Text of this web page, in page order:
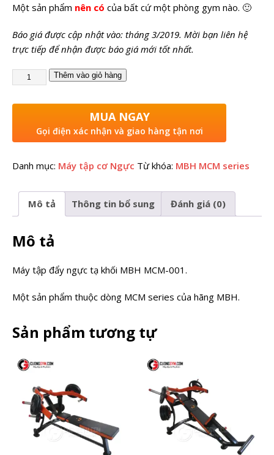
Một sản phẩm nên có của bất cứ một phòng gym nào. 🙂
Báo giá được cập nhật vào: tháng 3/2019. Mời bạn liên hệ
trực tiếp để nhận được báo giá mới tốt nhất.
Thêm vào giỏ hàng
MUA NGAY
Gọi điện xác nhận và giao hàng tận nơi
Danh mục: Máy tập cơ Ngực Từ khóa: MBH MCM series
Mô tả Thông tin bổ sung Đánh giá (0)
Mô tả
Máy tập đẩy ngực tạ khối MBH MCM-001.
Một sản phẩm thuộc dòng MCM series của hãng MBH.
Sản phẩm tương tự